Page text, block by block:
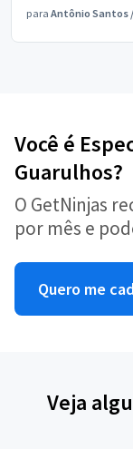
para Antônio Santos /
Você é
Guarulhos?
O GetNinjas
por mês e
Quero me
Veja